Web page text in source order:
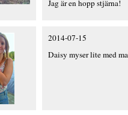
Jag är en hopp stjärna!
2014-07-15
Daisy myser lite med